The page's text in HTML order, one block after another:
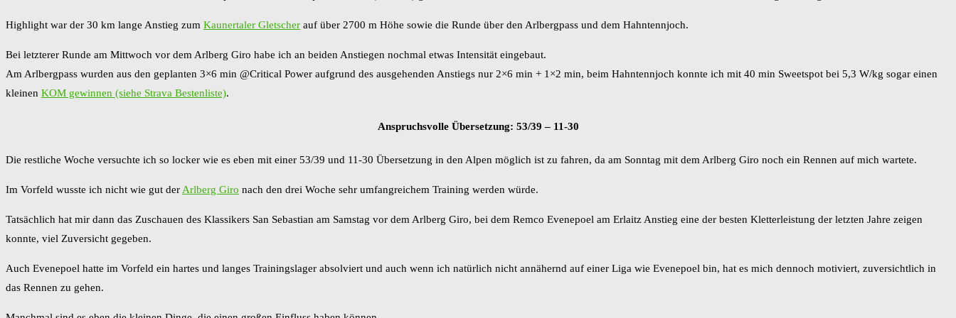
Highlight war der 30 km lange Anstieg zum Kaunertaler Gletscher auf über 2700 m Höhe sowie die Runde über den Arlbergpass und dem Hahntennjoch.
Bei letzterer Runde am Mittwoch vor dem Arlberg Giro habe ich an beiden Anstiegen nochmal etwas Intensität eingebaut.
Am Arlbergpass wurden aus den geplanten 3×6 min @Critical Power aufgrund des ausgehenden Anstiegs nur 2×6 min + 1×2 min, beim Hahntennjoch konnte ich mit 40 min Sweetspot bei 5,3 W/kg sogar einen
kleinen KOM gewinnen (siehe Strava Bestenliste).
Anspruchsvolle Übersetzung: 53/39 – 11-30
Die restliche Woche versuchte ich so locker wie es eben mit einer 53/39 und 11-30 Übersetzung in den Alpen möglich ist zu fahren, da am Sonntag mit dem Arlberg Giro noch ein Rennen auf mich wartete.
Im Vorfeld wusste ich nicht wie gut derArlberg Giro nach den drei Woche sehr umfangreichem Training werden würde.
Tatsächlich hat mir dann das Zuschauen des Klassikers San Sebastian am Samstag vor dem Arlberg Giro, bei dem Remco Evenepoel am Erlaitz Anstieg eine der besten Kletterleistung der letzten Jahre zeigen
konnte, viel Zuversicht gegeben.
Auch Evenepoel hatte im Vorfeld ein hartes und langes Trainingslager absolviert und auch wenn ich natürlich nicht annähernd auf einer Liga wie Evenepoel bin, hat es mich dennoch motiviert, zuversichtlich in
das Rennen zu gehen.